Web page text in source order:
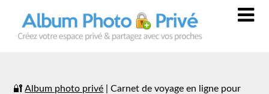
🔐 Album photo privé |Carnet de voyage en ligne pour